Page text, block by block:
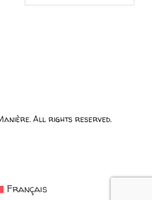
All rights reserved.
Français